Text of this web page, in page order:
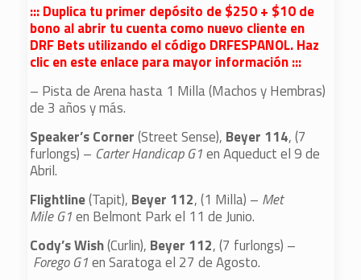
::: Duplica tu primer depósito de $250 + $10 de
bono al abrir tu cuenta como nuevo cliente en
DRF Bets utilizando el código DRFESPANOL. Haz
clic en este enlace para mayor información :::
– Pista de Arena hasta 1 Milla (Machos y Hembras)
de 3 años y más.
Speaker’s Corner(Street Sense), Beyer 114, (7
furlongs) – Carter Handicap G1en Aqueduct el 9 de
Abril.
Flightline(Tapit), Beyer 112, (1 Milla) – Met
Mile G1en Belmont Park el 11 de Junio.
Cody’s Wish(Curlin), Beyer 112, (7 furlongs) –
Forego G1en Saratoga el 27 de Agosto.